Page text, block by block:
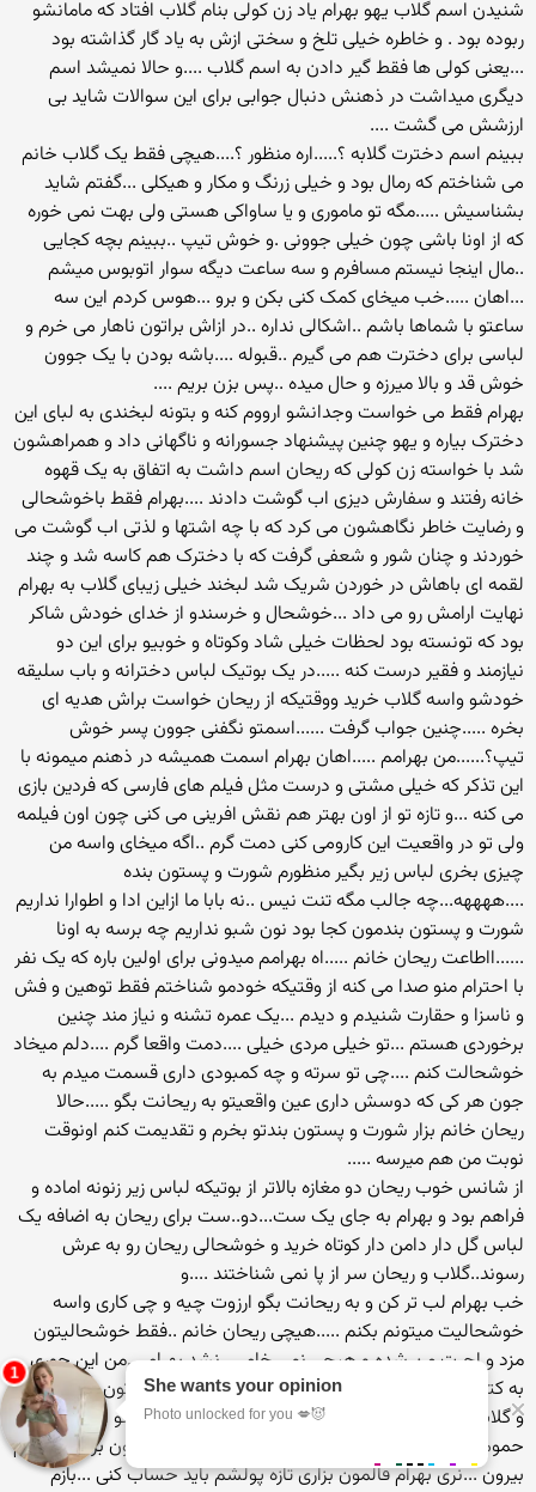
شنیدن اسم گلاب یهو بهرام یاد زن کولی بنام گلاب افتاد که مامانشو
ربوده بود . و خاطره خیلی تلخ و سختی ازش به یاد گار گذاشته بود
...یعنی کولی ها فقط گیر دادن به اسم گلاب ....و حالا نمیشد اسم
دیگری میداشت در ذهنش دنبال جوابی برای این سوالات شاید بی
ارزشش می گشت ....
ببینم اسم دخترت گلابه ؟.....اره منظور ؟....هیچی فقط یک گلاب خانم
می شناختم که رمال بود و خیلی زرنگ و مکار و هیکلی ...گفتم شاید
بشناسیش .....مگه تو ماموری و یا ساواکی هستی ولی بهت نمی خوره
که از اونا باشی چون خیلی جوونی .و خوش تیپ ..ببینم بچه کجایی
..مال اینجا نیستم مسافرم و سه ساعت دیگه سوار اتوبوس میشم
...اهان .....خب میخای کمک کنی بکن و برو ...هوس کردم این سه
ساعتو با شماها باشم ..اشکالی نداره ..در ازاش براتون ناهار می خرم و
لباسی برای دخترت هم می گیرم ..قبوله ....باشه بودن با یک جوون
خوش قد و بالا میرزه و حال میده ..پس بزن بریم ....
بهرام فقط می خواست وجدانشو ارووم کنه و بتونه لبخندی به لبای این
دخترک بیاره و یهو چنین پیشنهاد جسورانه و ناگهانی داد و همراهشون
شد با خواسته زن کولی که ریحان اسم داشت به اتفاق به یک قهوه
خانه رفتند و سفارش دیزی اب گوشت دادند ....بهرام فقط باخوشحالی
و رضایت خاطر نگاهشون می کرد که با چه اشتها و لذتی اب گوشت می
خوردند و چنان شور و شعفی گرفت که با دخترک هم کاسه شد و چند
لقمه ای باهاش در خوردن شریک شد لبخند خیلی زیبای گلاب به بهرام
نهایت ارامش رو می داد ...خوشحال و خرسندو از خدای خودش شاکر
بود که تونسته بود لحظات خیلی شاد وکوتاه و خوبیو برای این دو
نیازمند و فقیر درست کنه .....در یک بوتیک لباس دخترانه و باب سلیقه
خودشو واسه گلاب خرید ووقتیکه از ریحان خواست براش هدیه ای
بخره .....چنین جواب گرفت ......اسمتو نگفنی جوون پسر خوش
تیپ؟......من بهرامم .....اهان بهرام اسمت همیشه در ذهنم میمونه با
این تذکر که خیلی مشتی و درست مثل فیلم های فارسی که فردین بازی
می کنه ...و تازه تو از اون بهتر هم نقش افرینی می کنی چون اون فیلمه
ولی تو در واقعیت این کارومی کنی دمت گرم ..اگه میخای واسه من
چیزی بخری لباس زیر بگیر منظورم شورت و پستون بنده
....ههههه...چه جالب مگه تنت نیس ..نه بابا ما ازاین ادا و اطوارا نداریم
شورت و پستون بندمون کجا بود نون شبو نداریم چه برسه به اونا
......ااطاعت ریحان خانم .....اه بهرامم میدونی برای اولین باره که یک نفر
با احترام منو صدا می کنه از وقتیکه خودمو شناختم فقط توهین و فش
و ناسزا و حقارت شنیدم و دیدم ...یک عمره تشنه و نیاز مند چنین
برخوردی هستم ...تو خیلی مردی خیلی ....دمت واقعا گرم ....دلم میخاد
خوشحالت کنم ....چی تو سرته و چه کمبودی داری قسمت میدم به
جون هر کی که دوسش داری عین واقعیتو به ریحانت بگو .....حالا
ریحان خانم بزار شورت و پستون بندتو بخرم و تقدیمت کنم اونوقت
نوبت من هم میرسه .....
از شانس خوب ریحان دو مغازه بالاتر از بوتیکه لباس زیر زنونه اماده و
فراهم بود و بهرام به جای یک ست...دو..ست برای ریحان به اضافه یک
لباس گل دار دامن دار کوتاه خرید و خوشحالی ریحان رو به عرش
رسوند..گلاب و ریحان سر از پا نمی شناختند ....و
خب بهرام لب تر کن و به ریحانت بگو ارزوت چیه و چی کاری واسه
خوشحالیت میتونم بکنم .....هیچی ریحان خانم ..فقط خوشحالیتون
مزد و اجرت من شده و هیچی نمی خام ....نشد بهرام ...من این چوری
به کتم نمیره ...میگی یا خودم بگم ...باور کن تقاضایی ازتون ندارم ....من
و گلاب رو ببر به یک حموم عمومی تا تر و تمیز بشیم ...تو این کوچه یک
حمومی هست ..فقط بیست دقیقه وایسا تا ابی به تنمون بزنیم و بیایم
بیرون ...نری بهرام قالمون بزاری تازه پولشم باید حساب کنی ...بازم